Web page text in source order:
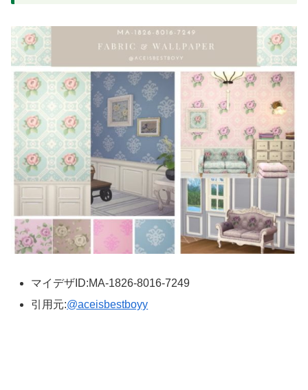
マイデザID:MA-1826-8016-7249
引用元:@aceisbestboyy